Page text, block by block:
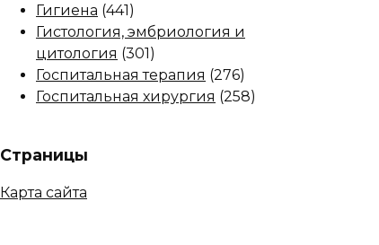
Гигиена (441)
Гистология, эмбриология и
цитология (301)
Госпитальная терапия (276)
Госпитальная хирургия (258)
Страницы
Карта сайта